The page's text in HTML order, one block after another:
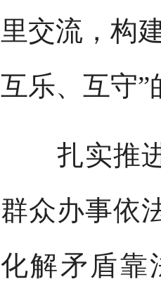
里交流，构
互乐、互守”
扎实推进
群众办事依
化解矛盾靠